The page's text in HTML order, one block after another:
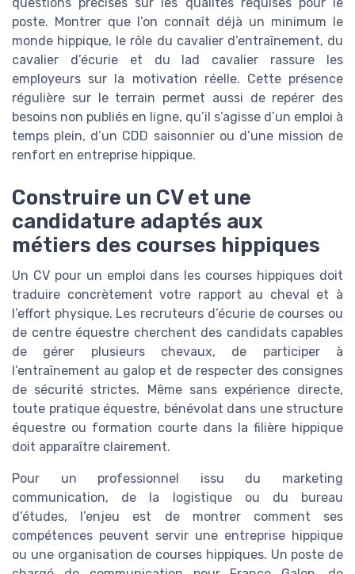
poste. Montrer que l’on connaît déjà un minimum le
monde hippique, le rôle du cavalier d’entraînement, du
cavalier d’écurie et du lad cavalier rassure les
employeurs sur la motivation réelle. Cette présence
régulière sur le terrain permet aussi de repérer des
besoins non publiés en ligne, qu’il s’agisse d’un emploi à
temps plein, d’un CDD saisonnier ou d’une mission de
renfort en entreprise hippique.
Construire un CV et une
candidature adaptés aux
métiers des courses hippiques
Un CV pour un emploi dans les courses hippiques doit
traduire concrètement votre rapport au cheval et à
l’effort physique. Les recruteurs d’écurie de courses ou
de centre équestre cherchent des candidats capables
de gérer plusieurs chevaux, de participer à
l’entraînement au galop et de respecter des consignes
de sécurité strictes. Même sans expérience directe,
toute pratique équestre, bénévolat dans une structure
équestre ou formation courte dans la filière hippique
doit apparaître clairement.
Pour un professionnel issu du marketing
communication, de la logistique ou du bureau
d’études, l’enjeu est de montrer comment ses
compétences peuvent servir une entreprise hippique
ou une organisation de courses hippiques. Un poste de